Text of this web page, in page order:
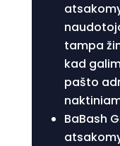
tampa
kad
pašto
BaBash